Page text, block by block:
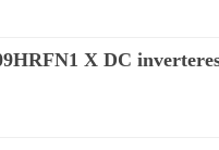
X DC